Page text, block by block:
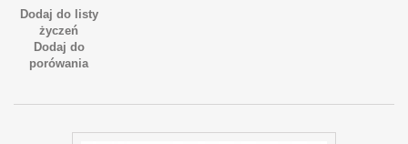
Dodaj do listy
życzeń
Dodaj do
porówania